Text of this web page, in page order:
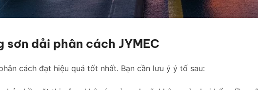
sơn dải phân cách JYMEC
cách đạt hiệu quả tốt nhất. Bạn cần lưu ý ý tố sau: